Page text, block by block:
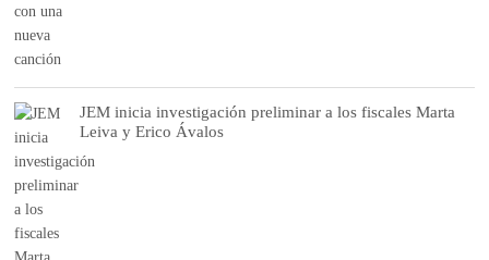
JEM inicia investigación preliminar a los fiscales Marta
Leiva y Erico Ávalos